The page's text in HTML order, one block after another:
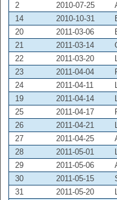
2 2010-07-25
14
2010-10-31
20
2011-03-06
21
2011-03-14
22
2011-03-20
23
2011-04-04
24
2011-04-11
19
2011-04-14
25
2011-04-17
26
2011-04-21
27
2011-04-25
28
2011-05-01
29
2011-05-06
30
2011-05-15
31
2011-05-20